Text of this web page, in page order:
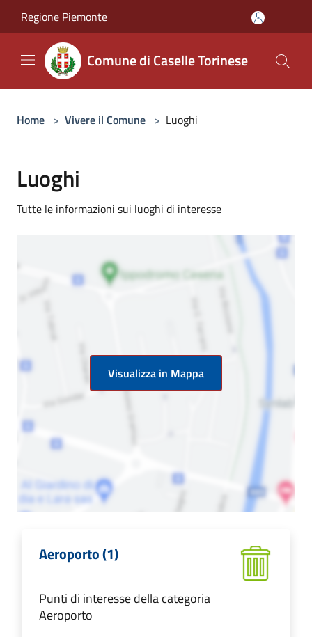
Regione Piemonte
Comune di Caselle Torinese
Home > Vivere il Comune > Luoghi
Luoghi
Tutte le informazioni sui luoghi di interesse
Visualizza in Mappa
Aeroporto (1)
Punti di interesse della categoria
Aeroporto